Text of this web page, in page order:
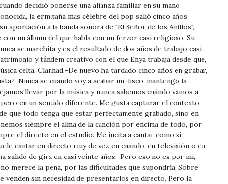
decidió ponerse una alianza familiar en su mano
la ermitaña mas célebre del pop salió cinco años
aportación a la banda sonora de "El Señor de los Anillos",
un álbum del que habla con un fervor casi religioso. Su
se marchita y es el resultado de dos años de trabajo casi
y tándem creativo con el que Enya trabaja desde que,
celta, Clannad.-De nuevo ha tardado cinco años en grabar,
Nunca sé cuando voy a acabar un disco, mantengo la
llevar por la música y nunca sabemos cuándo vamos a
pero en un sentido diferente. Me gusta capturar el contexto
que todo tenga que estar perfectamente grabado, sino en
siempre el alma de la canción por encima de todo, por
el directo en el estudio. Me incita a cantar como si
cantar en directo muy de vez en cuando, en televisión o en
salido de gira en casi veinte años.-Pero eso no es por mí,
merece la pena, por las dificultades que supondría. Sobre
venden sin necesidad de presentarlos en directo. Pero la